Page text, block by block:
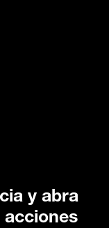
y abra
acciones